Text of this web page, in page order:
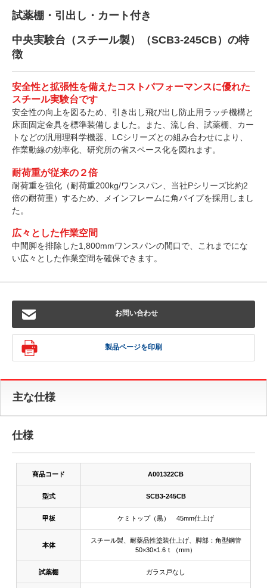
試薬棚・引出し・カート付き
中央実験台（スチール製）（SCB3-245CB）の特
徴
安全性と拡張性を備えたコストパフォーマンスに優れた
スチール実験台です
安全性の向上を図るため、引き出し飛び出し防止用ラッチ機構と
床面固定金具を標準装備しました。また、流し台、試薬棚、カー
トなどの汎用理科学機器、LCシリーズとの組み合わせにより、
作業動線の効率化、研究所の省スペース化を図れます。
耐荷重が従来の２倍
耐荷重を強化（耐荷重200kg/ワンスパン、当社Pシリーズ比約2
倍の耐荷重）するため、メインフレームに角パイプを採用しまし
た。
広々とした作業空間
中間脚を排除した1,800mmワンスパンの間口で、これまでにな
い広々とした作業空間を確保できます。
お問い合わせ
製品ページを印刷
主な仕様
仕様
商品コード A001322CB
型式 SCB3-245CB
甲板 ケミトップ（黒） 45mm仕上げ
本体
スチール製、耐薬品性塗装仕上げ、脚部：角型鋼管
50×30×1.6ｔ（mm）
試薬棚 ガラス戸なし